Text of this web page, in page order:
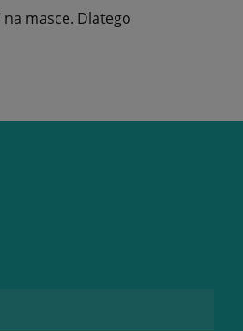
masce. Dlatego